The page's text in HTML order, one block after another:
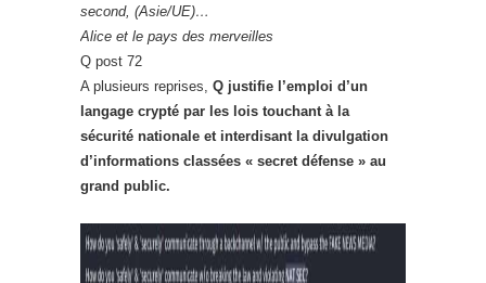
second, (Asie/UE)…
Alice et le pays des merveilles
Q post 72
A plusieurs reprises, Q justifie l’emploi d’un
langage crypté par les lois touchant à la
sécurité nationale et interdisant la divulgation
d’informations classées « secret défense » au
grand public.